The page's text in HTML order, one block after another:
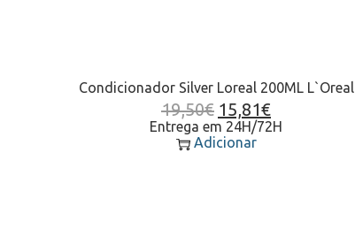
Condicionador Silver Loreal 200ML L`Oreal
19,50€ 15,81€
Entrega em 24H/72H
Adicionar